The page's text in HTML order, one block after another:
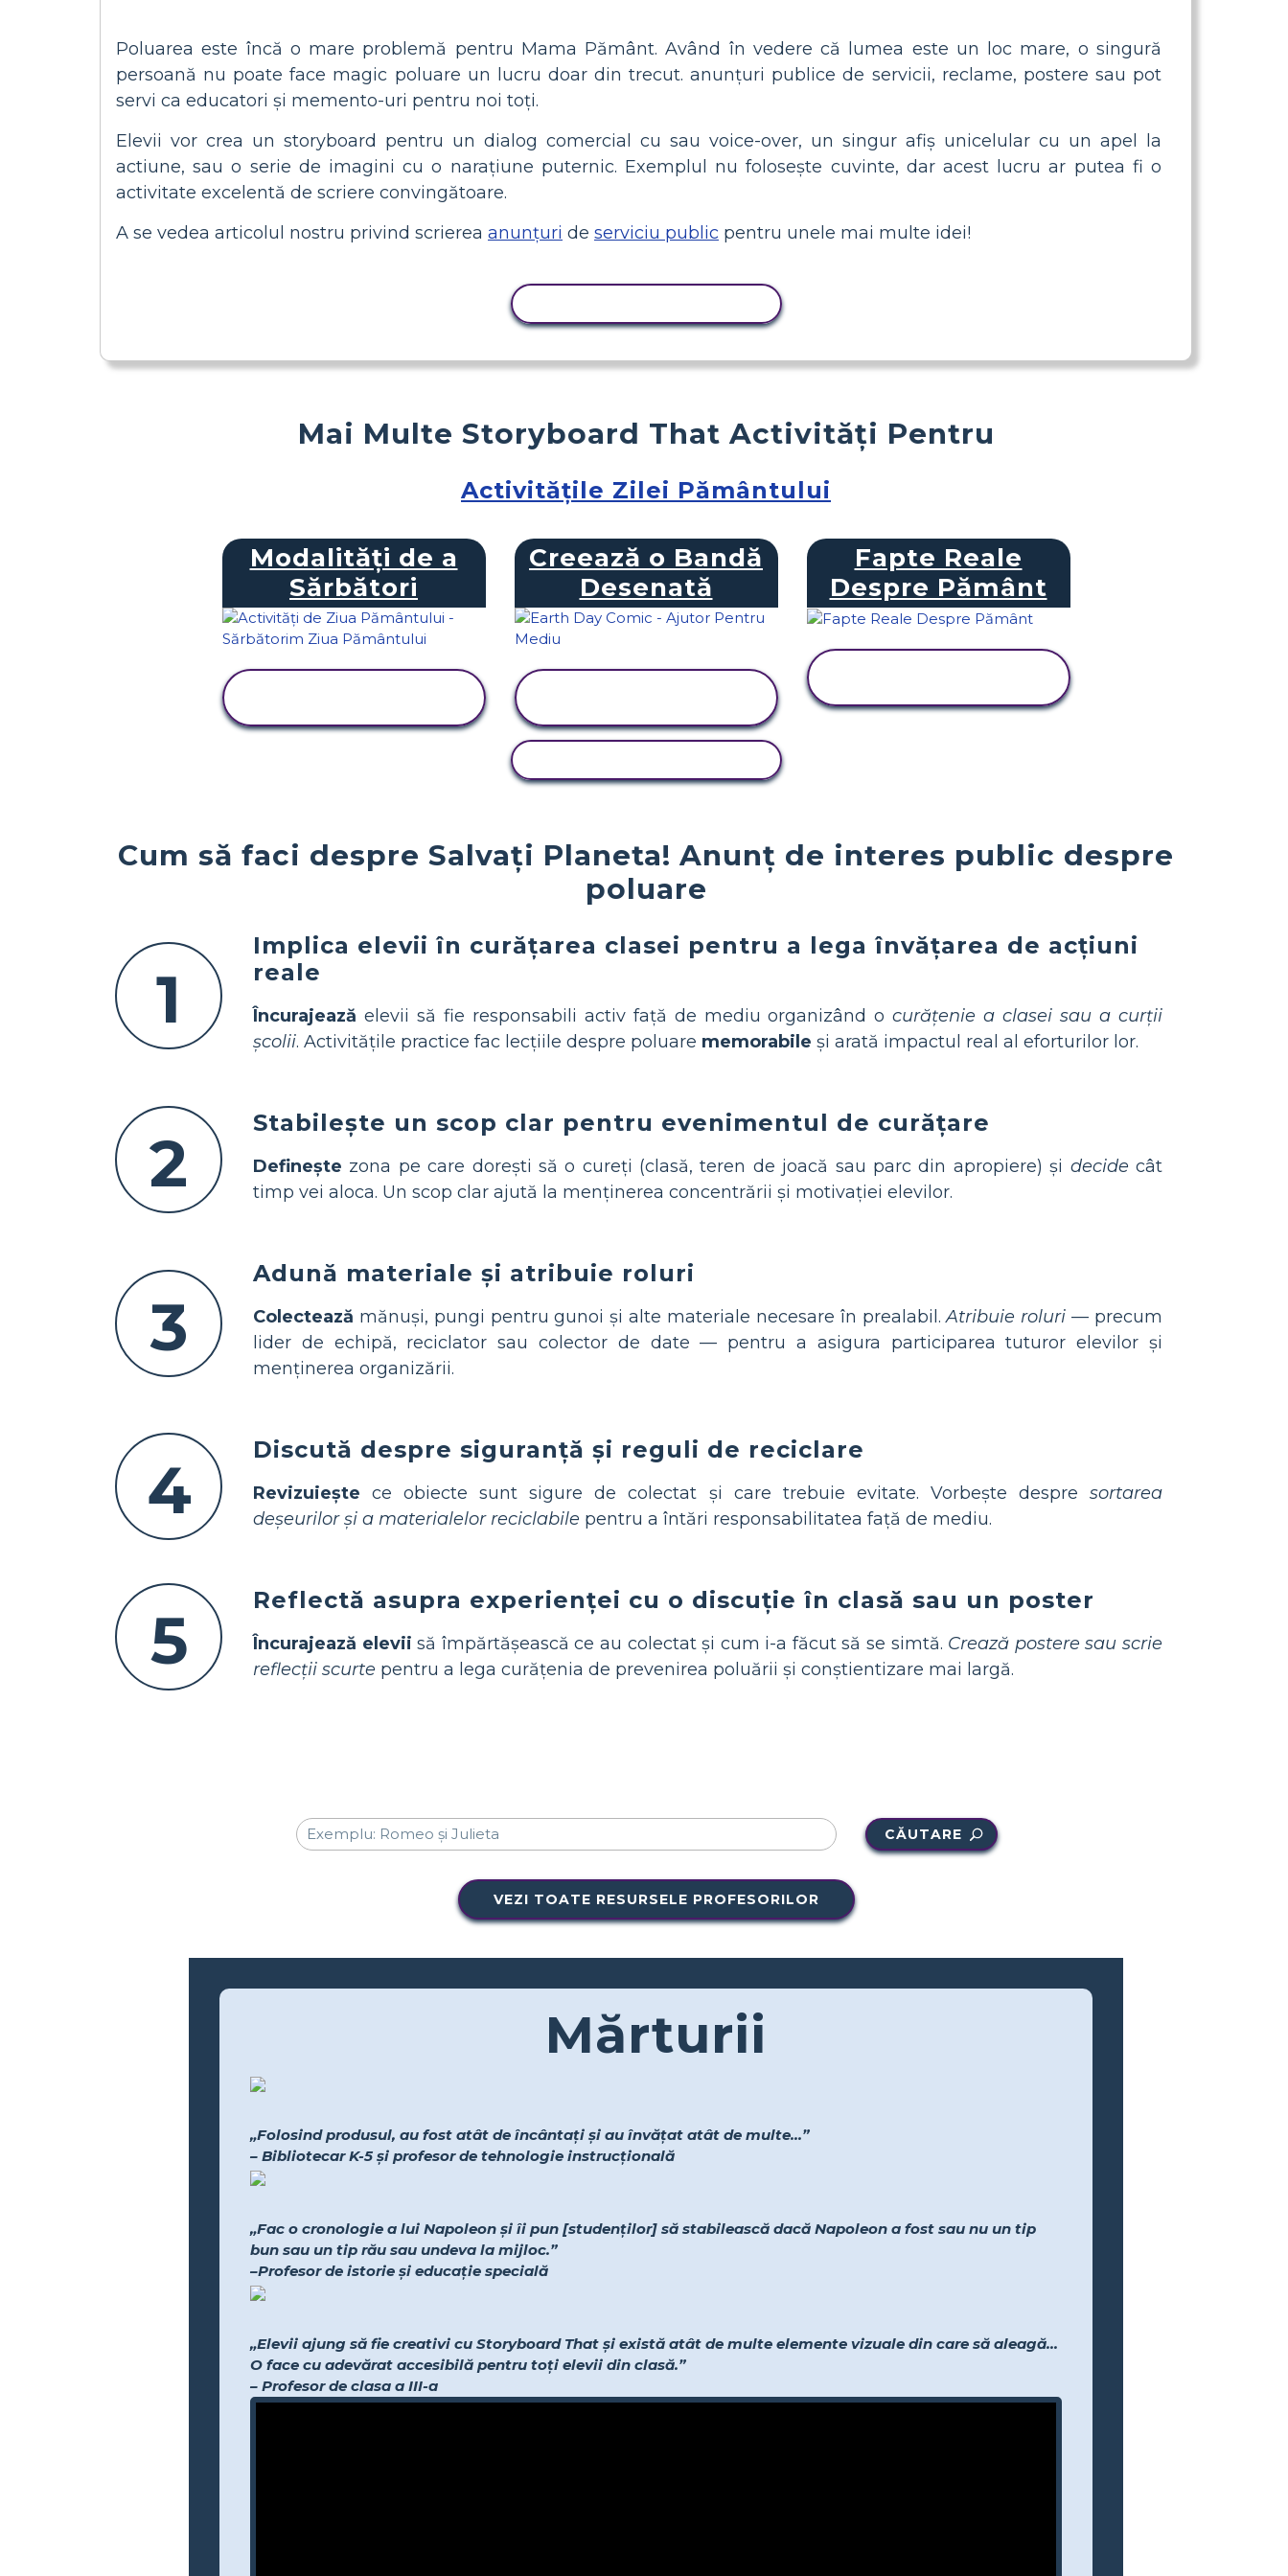
Poluarea este încă o mare problemă pentru Mama Pământ. Având în vedere că lumea este un loc mare, o singură
persoană nu poate face magic poluare un lucru doar din trecut. anunțuri publice de servicii, reclame, postere sau pot
servi ca educatori și memento-uri pentru noi toți.
Elevii vor crea un storyboard pentru un dialog comercial cu sau voice-over, un singur afiș unicelular cu un apel la
actiune, sau o serie de imagini cu o narațiune puternic. Exemplul nu folosește cuvinte, dar acest lucru ar putea fi o
activitate excelentă de scriere convingătoare.
A se vedea articolul nostru privind scrierea anunțuri de serviciu public pentru unele mai multe idei!
Cum să faci despre Salvați Planeta! Anunț de interes public despre
poluare
1
Implica elevii în curățarea clasei pentru a lega învățarea de acțiuni
reale
Încurajează elevii să fie responsabili activ față de mediu organizând ocurățenie a clasei sau a curții
școlii. Activitățile practice fac lecțiile despre poluare memorabile și arată impactul real al eforturilor lor.
2
Stabilește un scop clar pentru evenimentul de curățare
Definește zona pe care dorești să o cureți (clasă, teren de joacă sau parc din apropiere) și decide cât
timp vei aloca. Un scop clar ajută la menținerea concentrării și motivației elevilor.
3
Adună materiale și atribuie roluri
Colectează mănuși, pungi pentru gunoi și alte materiale necesare în prealabil.Atribuie roluri — precum
lider de echipă, reciclator sau colector de date — pentru a asigura participarea tuturor elevilor și
menținerea organizării.
4
Discută despre siguranță și reguli de reciclare
Revizuiește ce obiecte sunt sigure de colectat și care trebuie evitate. Vorbește despre sortarea
deșeurilor și a materialelor reciclabile pentru a întări responsabilitatea față de mediu.
5
Reflectă asupra experienței cu o discuție în clasă sau un poster
Încurajează elevii să împărtășească ce au colectat și cum i-a făcut să se simtă. Crează postere sau scrie
reflecții scurte pentru a lega curățenia de prevenirea poluării și conștientizare mai largă.
Mai Multe Storyboard That Activități Pentru
Activitățile Zilei Pământului
Modalități de a
Sărbători
Creează o Bandă
Desenată
Fapte Reale
Despre Pământ
CĂUTARE
VEZI TOATE RESURSELE PROFESORILOR
Mărturii
„Folosind produsul, au fost atât de încântați și au învățat atât de multe...”
– Bibliotecar K-5 și profesor de tehnologie instrucțională
„Fac o cronologie a lui Napoleon și îi pun [studenților] să stabilească dacă Napoleon a fost sau nu un tip
bun sau un tip rău sau undeva la mijloc.”
–Profesor de istorie și educație specială
„Elevii ajung să fie creativi cu Storyboard That și există atât de multe elemente vizuale din care să aleagă...
O face cu adevărat accesibilă pentru toți elevii din clasă.”
– Profesor de clasa a III-a